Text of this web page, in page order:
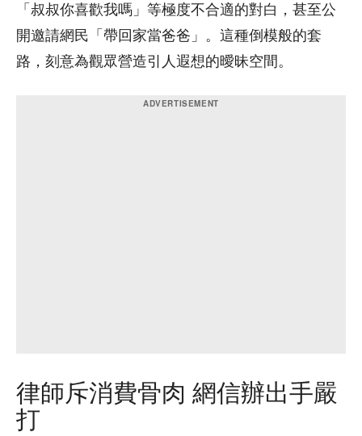
「叔叔你喜歡我嗎」等極度不合適的對白，甚至公
開邀請網民「帶回家當爸爸」。這種倒模般的套
路，刻意為觀眾營造引人遐想的曖昧空間。
律師斥消費骨肉 網信辦出手嚴
打